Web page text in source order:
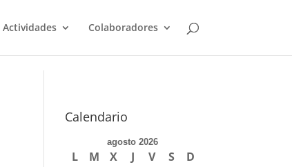
Actividades Colaboradores
Calendario
agosto 2026
L M X J V S
D